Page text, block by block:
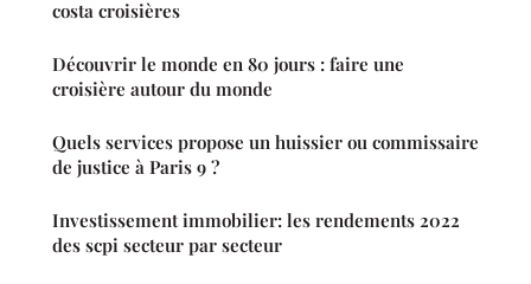
costa croisières
Découvrir le monde en 80 jours : faire une
croisière autour du monde
Quels services propose un huissier ou commissaire
de justice à Paris 9 ?
Investissement immobilier: les rendements 2022
des scpi secteur par secteur